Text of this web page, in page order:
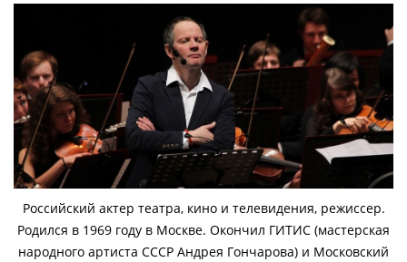
Российский актер театра, кино и телевидения, режиссер.
Родился в 1969 году в Москве. Окончил ГИТИС (мастерская
народного артиста СССР Андрея Гончарова) и Московский